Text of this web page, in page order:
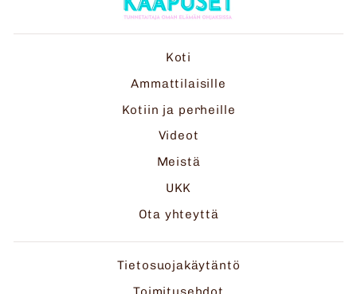
Koti
Ammattilaisille
Kotiin ja perheille
Videot
Meistä
UKK
Ota yhteyttä
Tietosuojakäytäntö